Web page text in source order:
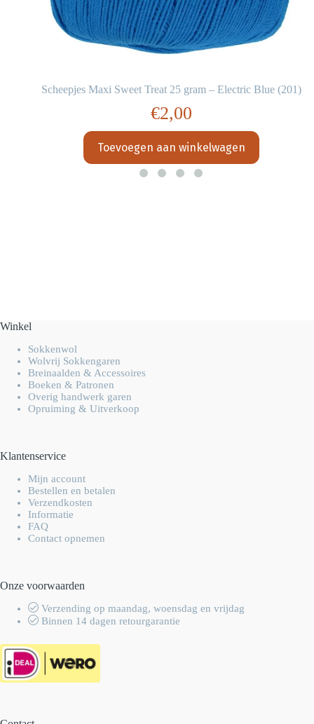
Scheepjes Maxi Sweet Treat 25 gram – Electric Blue (201)
€2,00
Toevoegen aan winkelwagen
Winkel
Sokkenwol
Wolvrij Sokkengaren
Breinaalden & Accessoires
Boeken & Patronen
Overig handwerk garen
Opruiming & Uitverkoop
Klantenservice
Mijn account
Bestellen en betalen
Verzendkosten
Informatie
FAQ
Contact opnemen
Onze voorwaarden
Verzending op maandag, woensdag en vrijdag
Binnen 14 dagen retourgarantie